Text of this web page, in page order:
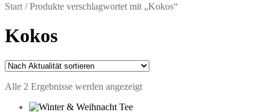
Start /Produkte verschlagwortet mit „Kokos“
Kokos
Alle 2 Ergebnisse werden angezeigtNach